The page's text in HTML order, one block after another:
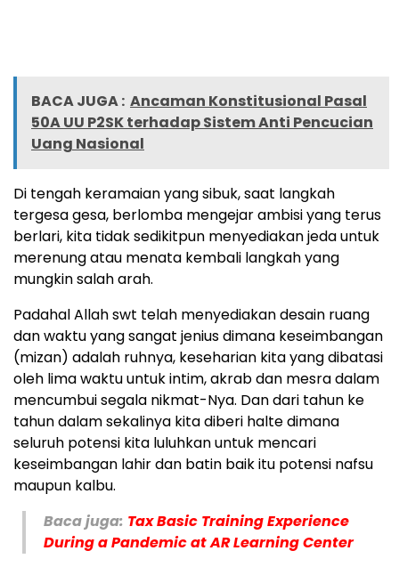
BACA JUGA : Ancaman Konstitusional Pasal
50A UU P2SK terhadap Sistem Anti Pencucian
Uang Nasional
Di tengah keramaian yang sibuk, saat langkah
tergesa gesa, berlomba mengejar ambisi yang terus
berlari, kita tidak sedikitpun menyediakan jeda untuk
merenung atau menata kembali langkah yang
mungkin salah arah.
Padahal Allah swt telah menyediakan desain ruang
dan waktu yang sangat jenius dimana keseimbangan
(mizan) adalah ruhnya, keseharian kita yang dibatasi
oleh lima waktu untuk intim, akrab dan mesra dalam
mencumbui segala nikmat-Nya. Dan dari tahun ke
tahun dalam sekalinya kita diberi halte dimana
seluruh potensi kita luluhkan untuk mencari
keseimbangan lahir dan batin baik itu potensi nafsu
maupun kalbu.
Baca juga: Tax Basic Training Experience
During a Pandemic at AR Learning Center